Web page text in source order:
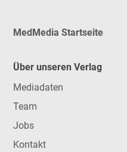
MedMedia Startseite
Über unseren Verlag
Mediadaten
Team
Jobs
Kontakt